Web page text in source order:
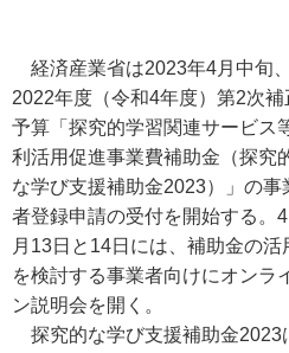
経済産業省は2023年4月中旬、
2022年度（令和4年度）第2次補
予算「探究的学習関連サービス
利活用促進事業費補助金（探究
な学び支援補助金2023）」の事
者登録申請の受付を開始する。4
月13日と14日には、補助金の活
を検討する事業者向けにオンラ
ン説明会を開く。
探究的な学び支援補助金2023